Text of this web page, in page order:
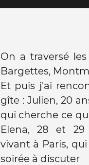
On a traversé
Bargettes,
Et puis j'ai
gîte : Julien, 20
qui cherche ce
Elena, 28 et 29
vivant à Paris,
soirée à discuter